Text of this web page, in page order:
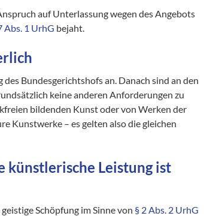
auf Unterlassung wegen des Angebots
Abs. 1 UrhG bejaht.
Bundesgerichtshofs an. Danach sind an den
keine anderen Anforderungen zu
bildenden Kunst oder von Werken der
Kunstwerke – es gelten also die gleichen
künstlerische Leistung ist
Schöpfung im Sinne von § 2 Abs. 2 UrhG